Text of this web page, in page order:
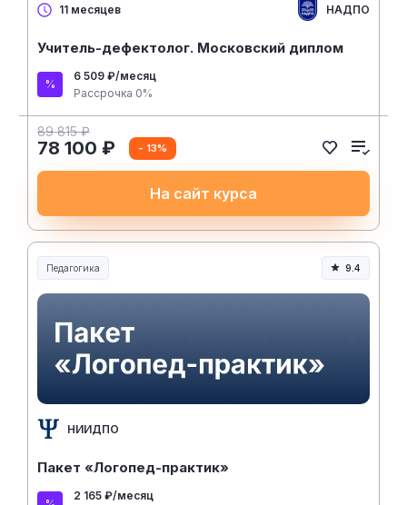
11 месяцев НАДПО
Учитель-дефектолог. Московский диплом
6 509 ₽/месяц
Рассрочка 0%
89 815 ₽
78 100 ₽ - 13%
На сайт курса
Педагогика
Образование и педагогика
9.4
НИИДПО
Пакет «Логопед-практик»
2 165 ₽/месяц